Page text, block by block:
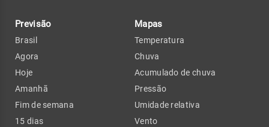
Previsão
Brasil
Agora
Hoje
Amanhã
Fim de semana
15 dias
Mapas
Temperatura
Chuva
Acumulado de chuva
Pressão
Umidade relativa
Vento